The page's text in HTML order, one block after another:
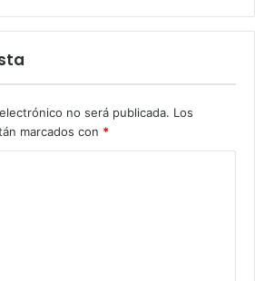
no será publicada. Los
marcados con *